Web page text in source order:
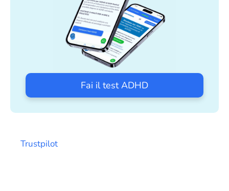
Fai il test ADHD
Trustpilot